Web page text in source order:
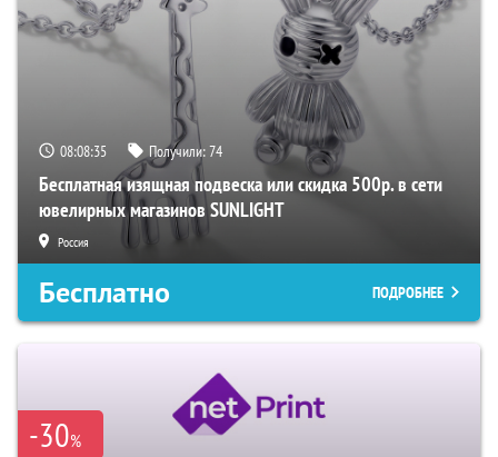
08:08:34 Получили:74
Бесплатная изящная подвеска или скидка 500р. в сети
ювелирных магазинов SUNLIGHT
Россия
Бесплатно ПОДРОБНЕЕ
-30%